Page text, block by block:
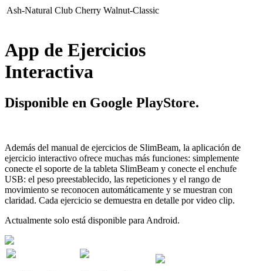
Ash-Natural Club Cherry Walnut-Classic
App de Ejercicios
Interactiva
Disponible en Google PlayStore.
Además del manual de ejercicios de SlimBeam, la aplicación de
ejercicio interactivo ofrece muchas más funciones: simplemente
conecte el soporte de la tableta SlimBeam y conecte el enchufe
USB: el peso preestablecido, las repeticiones y el rango de
movimiento se reconocen automáticamente y se muestran con
claridad. Cada ejercicio se demuestra en detalle por video clip.
Actualmente solo está disponible para Android.